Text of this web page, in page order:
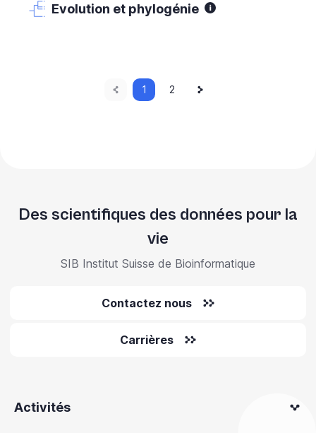
Evolution et phylogénie
précédente
Current
page
1 Page
2
page
Des scientifiques des données pour la
vie
SIB Institut Suisse de Bioinformatique
Contactez nous
Carrières
Activités